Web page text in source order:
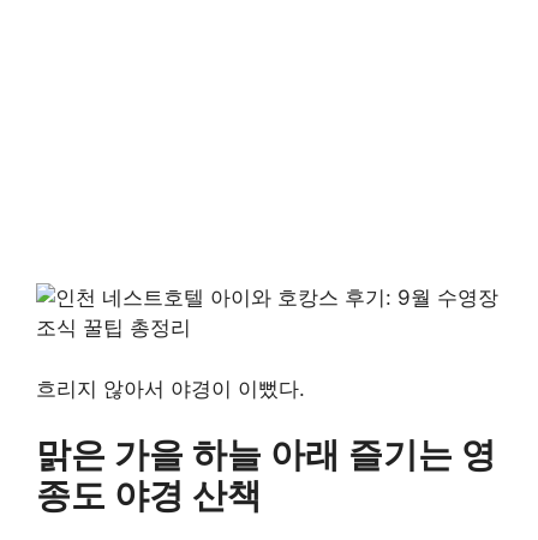
흐리지 않아서 야경이 이뻤다.
맑은 가을 하늘 아래 즐기는 영
종도 야경 산책